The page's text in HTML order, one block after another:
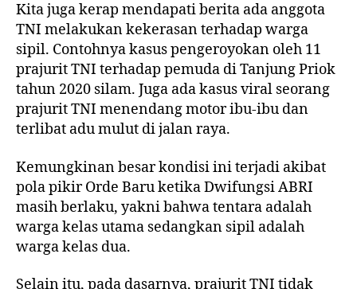
Kita juga kerap mendapati berita ada anggota
TNI melakukan kekerasan terhadap warga
sipil. Contohnya kasus pengeroyokan oleh 11
prajurit TNI terhadap pemuda di Tanjung Priok
tahun 2020 silam. Juga ada kasus viral seorang
prajurit TNI menendang motor ibu-ibu dan
terlibat adu mulut di jalan raya.
Kemungkinan besar kondisi ini terjadi akibat
pola pikir Orde Baru ketika Dwifungsi ABRI
masih berlaku, yakni bahwa tentara adalah
warga kelas utama sedangkan sipil adalah
warga kelas dua.
Selain itu, pada dasarnya, prajurit TNI tidak